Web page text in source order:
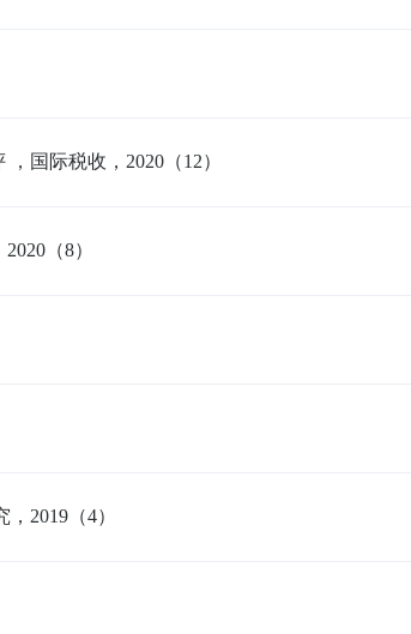
国际税收，2020（12）
（8）
2019（4）